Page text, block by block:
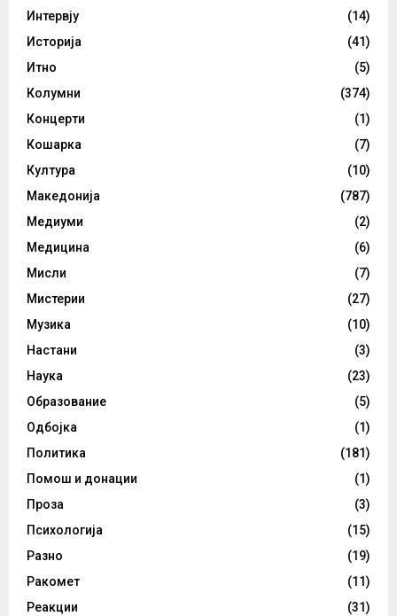
Интервју
(14)
Историја
(41)
Итно
(5)
Колумни
(374)
Концерти
(1)
Кошарка
(7)
Култура
(10)
Македонија
(787)
Медиуми
(2)
Медицина
(6)
Мисли
(7)
Мистерии
(27)
Музика
(10)
Настани
(3)
Наука
(23)
Образование
(5)
Одбојка
(1)
Политика
(181)
Помош и донации
(1)
Проза
(3)
Психологија
(15)
Разно
(19)
Ракомет
(11)
Реакции
(31)